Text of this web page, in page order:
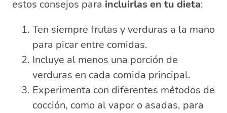
estos consejos para incluirlas en tu dieta:
Ten siempre frutas y verduras a la mano
para picar entre comidas.
Incluye al menos una porción de
verduras en cada comida principal.
Experimenta con diferentes métodos de
cocción, como al vapor o asadas, para